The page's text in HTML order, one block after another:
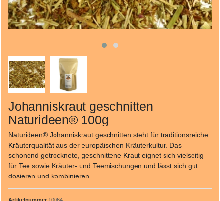
Johanniskraut geschnitten
Naturideen® 100g
Naturideen® Johanniskraut geschnitten steht für traditionsreiche
Kräuterqualität aus der europäischen Kräuterkultur. Das
schonend getrocknete, geschnittene Kraut eignet sich vielseitig
für Tee sowie Kräuter‑ und Teemischungen und lässt sich gut
dosieren und kombinieren.
Artikelnummer 10064